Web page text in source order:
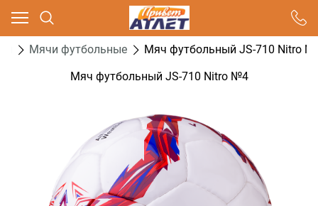
Мячи футбольные
Мяч футбольный JS-710 Nitro
Мяч футбольный JS-710 Nitro №4
Ваш город - Москва,
угадали?
ДА НЕТ